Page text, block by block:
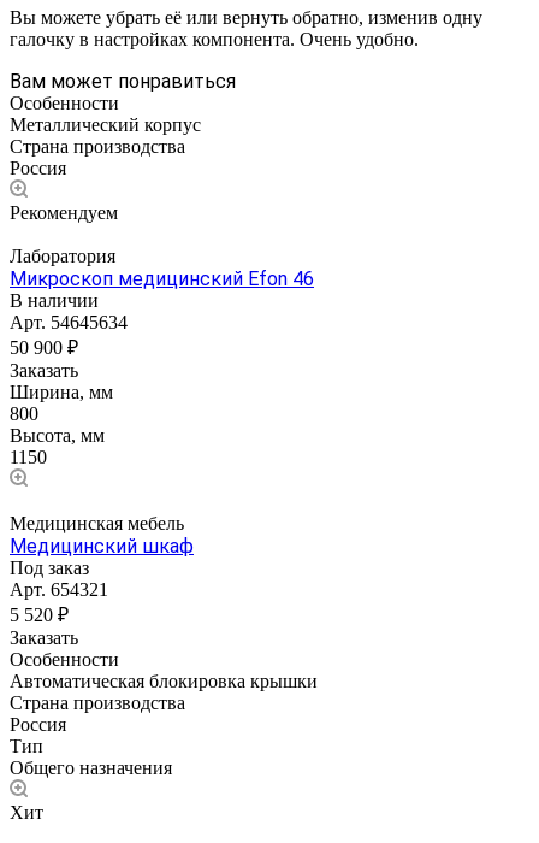
Вы можете убрать её или вернуть обратно, изменив одну
галочку в настройках компонента. Очень удобно.
Вам может понравиться
Особенности
Металлический корпус
Страна производства
Россия
Рекомендуем
Лаборатория
Микроскоп медицинский Efon 46
В наличии
Арт. 54645634
50 900 ₽
Заказать
Ширина, мм
800
Высота, мм
1150
Медицинская мебель
Медицинский шкаф
Под заказ
Арт. 654321
5 520 ₽
Заказать
Особенности
Автоматическая блокировка крышки
Страна производства
Россия
Тип
Общего назначения
Хит